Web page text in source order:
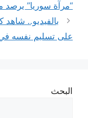
“مرآة سوريا” يرصد مقتل 4 جنود
بالفيديو.. شاهد
على تسليم نفسه
البحث